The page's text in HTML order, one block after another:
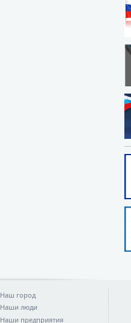
Наш город
Наши люди
Наши предприятия